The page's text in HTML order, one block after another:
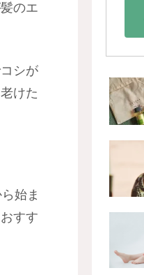
のエ
シが
けた
始ま
すす